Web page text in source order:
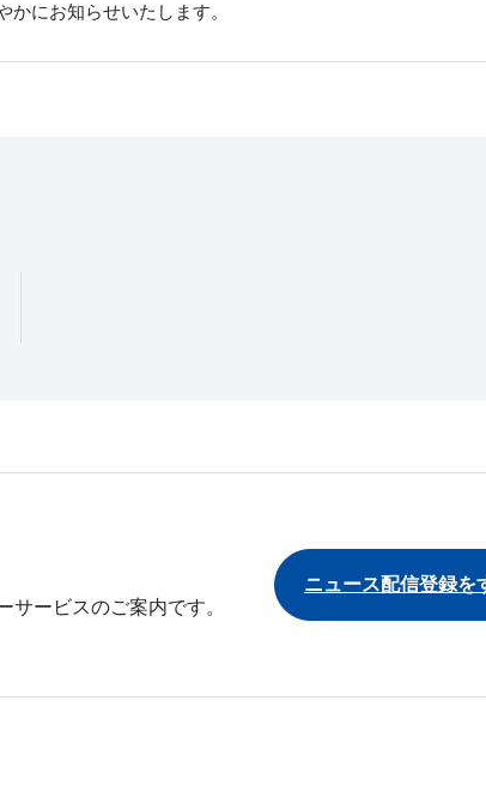
にお知らせいたします。
ービスのご案内です。
ニュース配信登録を